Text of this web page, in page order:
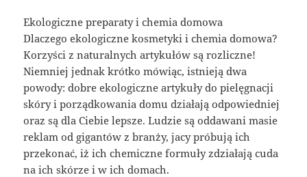
Ekologiczne preparaty i chemia domowa
Dlaczego ekologiczne kosmetyki i chemia domowa?
Korzyści z naturalnych artykułów są rozliczne!
Niemniej jednak krótko mówiąc, istnieją dwa
powody: dobre ekologiczne artykuły do pielęgnacji
skóry i porządkowania domu działają odpowiedniej
oraz są dla Ciebie lepsze. Ludzie są oddawani masie
reklam od gigantów z branży, jacy próbują ich
przekonać, iż ich chemiczne formuły zdziałają cuda
na ich skórze i w ich domach.